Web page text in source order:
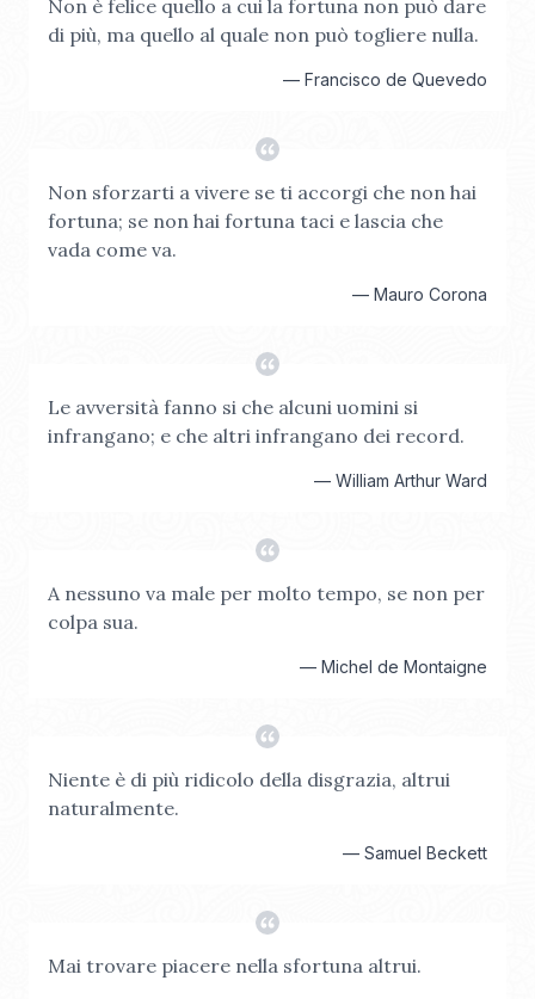
Non è felice quello a cui la fortuna non può dare
di più, ma quello al quale non può togliere nulla.
— Francisco de Quevedo
Non sforzarti a vivere se ti accorgi che non hai
fortuna; se non hai fortuna taci e lascia che
vada come va.
— Mauro Corona
Le avversità fanno si che alcuni uomini si
infrangano; e che altri infrangano dei record.
— William Arthur Ward
A nessuno va male per molto tempo, se non per
colpa sua.
— Michel de Montaigne
Niente è di più ridicolo della disgrazia, altrui
naturalmente.
— Samuel Beckett
Mai trovare piacere nella sfortuna altrui.